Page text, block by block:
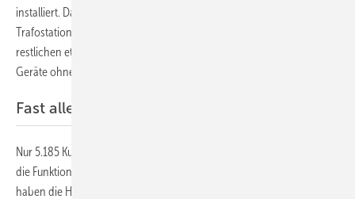
installiert. Damit sind 99 Prozent der Kundenanschlüsse und der
Trafostationen auf die Energieversorgung der Zukunft vorbereitet. Die
restlichen etwa 6.000 Zähler werden ausgetauscht, wenn die alten
Geräte ohnehin zur Eichung abgebaut werden müssten.
Fast alle wollen die digitalen Funktionen
Nur 5.185 Kunden haben beim Wechsel zum digitalen Stromzähler auf
die Funktionen eines Smart Meter verzichtet. Bei diesen Kunden
haben die Handwerker die intelligenten Funktionen deaktiviert. Sie